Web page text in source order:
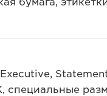
специальные